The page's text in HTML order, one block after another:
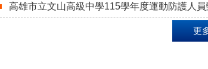
高雄市立文山高級中學115學年度運動防護人
更